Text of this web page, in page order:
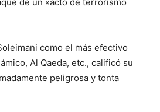
como el más efectivo
Al Qaeda, etc., calificó su
peligrosa y tonta